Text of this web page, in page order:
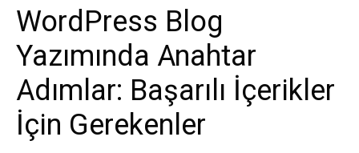
WordPress Blog
Yazımında Anahtar
Adımlar: Başarılı İçerikler
İçin Gerekenler